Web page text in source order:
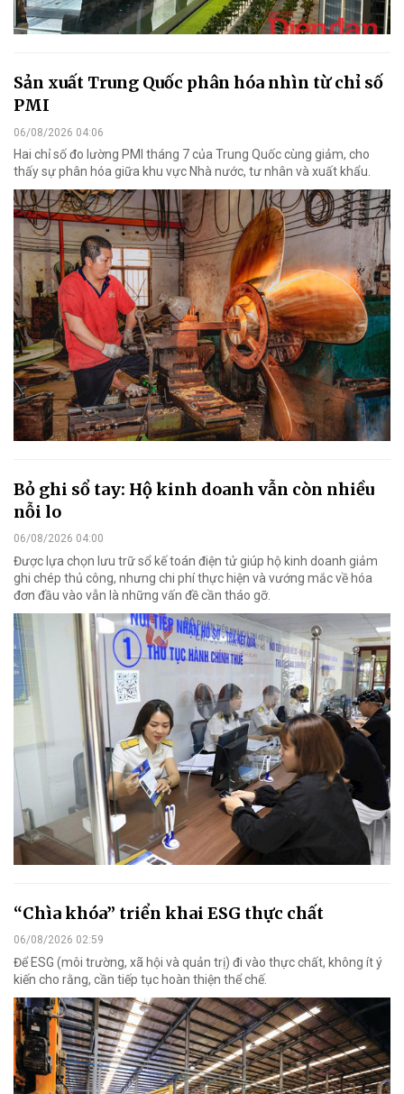
Sản xuất Trung Quốc phân hóa nhìn từ chỉ số
PMI
06/08/2026 04:06
Hai chỉ số đo lường PMI tháng 7 của Trung Quốc cùng giảm, cho
thấy sự phân hóa giữa khu vực Nhà nước, tư nhân và xuất khẩu.
Bỏ ghi sổ tay: Hộ kinh doanh vẫn còn nhiều
nỗi lo
06/08/2026 04:00
Được lựa chọn lưu trữ sổ kế toán điện tử giúp hộ kinh doanh giảm
ghi chép thủ công, nhưng chi phí thực hiện và vướng mắc về hóa
đơn đầu vào vẫn là những vấn đề cần tháo gỡ.
“Chìa khóa” triển khai ESG thực chất
06/08/2026 02:59
Để ESG (môi trường, xã hội và quản trị) đi vào thực chất, không ít ý
kiến cho rằng, cần tiếp tục hoàn thiện thể chế.